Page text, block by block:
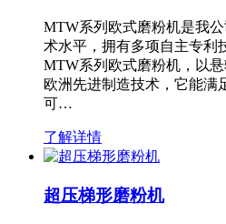
MTW系列欧式磨粉机是我
术水平，拥有多项自主专
MTW系列欧式磨粉机，以
欧洲先进制造技术，它能满
可…
了解详情
超压梯形磨粉机